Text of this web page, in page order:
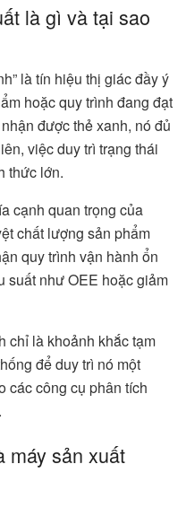
là gì và tại sao
là tín hiệu thị giác đầy ý
hoặc quy trình đang đạt
được thẻ xanh, nó đủ
việc duy trì trạng thái
thức lớn.
cạnh quan trọng của
chất lượng sản phẩm
quy trình vận hành ổn
suất như OEE hoặc giảm
chỉ là khoảnh khắc tạm
để duy trì nó một
các công cụ phân tích
máy sản xuất